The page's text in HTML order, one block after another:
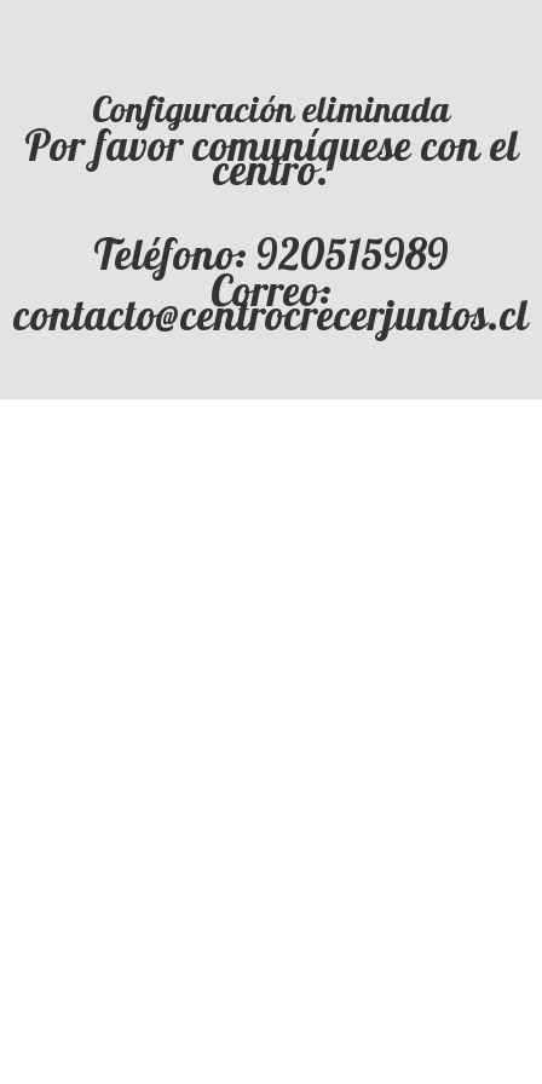
Configuración eliminada
Por favor comuníquese con el
centro.
Teléfono: 920515989
Correo:
contacto@centrocrecerjuntos.cl